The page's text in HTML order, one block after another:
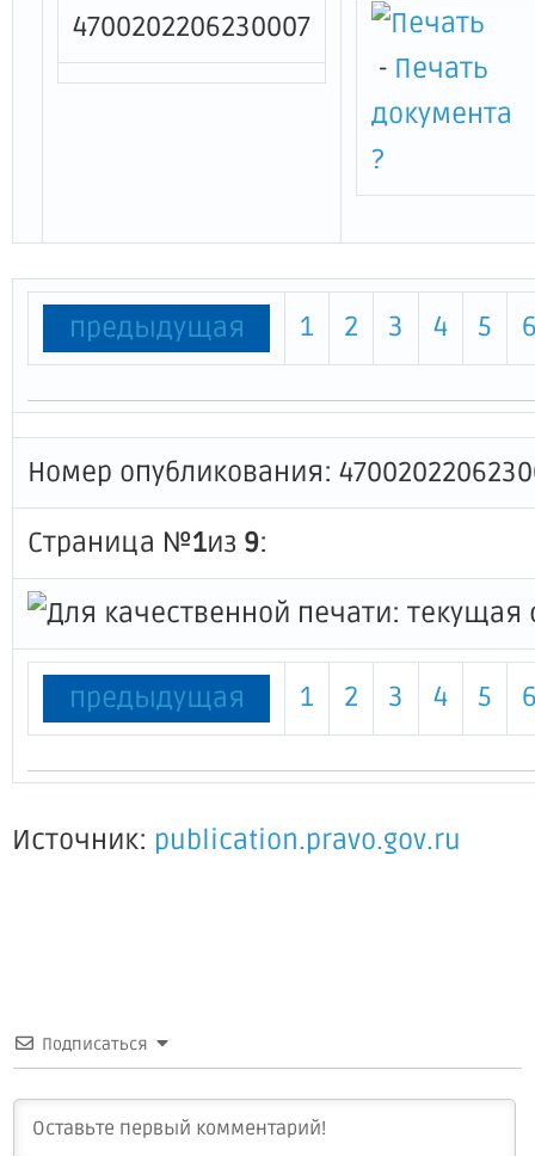
4700202206230007
- Печать
документа
?
предыдущая 1 2 3 4 5
Номер опубликования:
Страница №1из 9:
предыдущая 1 2 3 4 5
Источник: publication.pravo.gov.ru
Подписаться